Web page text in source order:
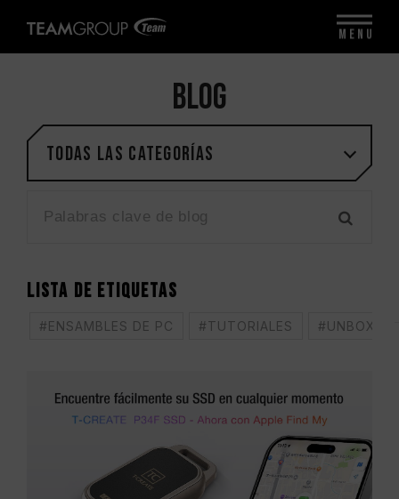
BLOG
Todas las categorías
LISTA DE ETIQUETAS
#ENSAMBLES DE PC #TUTORIALES
MENU